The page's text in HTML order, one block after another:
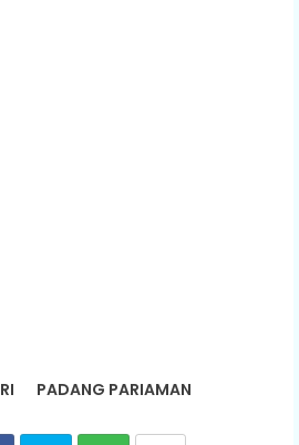
PADANG PARIAMAN